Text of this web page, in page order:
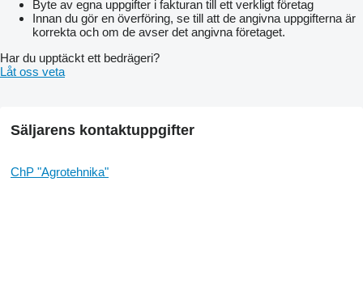
Byte av egna uppgifter i fakturan till ett verkligt företag
Innan du gör en överföring, se till att de angivna uppgifterna är
korrekta och om de avser det angivna företaget.
Har du upptäckt ett bedrägeri?
Låt oss veta
Säljarens kontaktuppgifter
ChP "Agrotehnika"